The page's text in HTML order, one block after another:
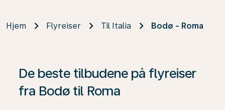
Hjem Flyreiser Til Italia Bodø - Roma
De beste tilbudene på flyreiser
fra Bodø til Roma
Hvis det ikke er noen resultater, kan du klikke på